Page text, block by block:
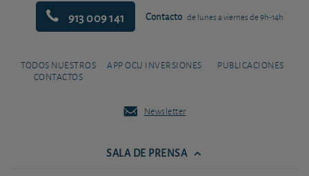
913 009 141 Contacto de lunes a viernes de 9h-14h
TODOS NUESTROS
CONTACTOS
APP OCU INVERSIONES PUBLICACIONES
Newsletter
SALA DE PRENSA